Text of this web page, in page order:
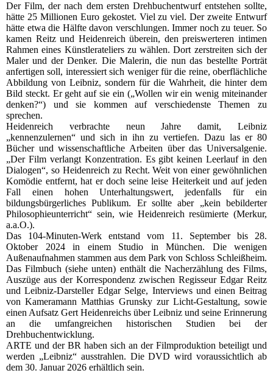
Der Film, der nach dem ersten Drehbuchentwurf entstehen sollte,
hätte 25 Millionen Euro gekostet. Viel zu viel. Der zweite Entwurf
hätte etwa die Hälfte davon verschlungen. Immer noch zu teuer. So
kamen Reitz und Heidenreich überein, den preiswerteren intimen
Rahmen eines Künstlerateliers zu wählen. Dort zerstreiten sich der
Maler und der Denker. Die Malerin, die nun das bestellte Porträt
anfertigen soll, interessiert sich weniger für die reine, oberflächliche
Abbildung von Leibniz, sondern für die Wahrheit, die hinter dem
Bild steckt. Er geht auf sie ein („Wollen wir ein wenig miteinander
denken?“) und sie kommen auf verschiedenste Themen zu
sprechen.
Heidenreich verbrachte neun Jahre damit, Leibniz
„kennenzulernen“ und sich in ihn zu vertiefen. Dazu las er 80
Bücher und wissenschaftliche Arbeiten über das Universalgenie.
„Der Film verlangt Konzentration. Es gibt keinen Leerlauf in den
Dialogen“, so Heidenreich zu Recht. Weit von einer gewöhnlichen
Komödie entfernt, hat er doch seine leise Heiterkeit und auf jeden
Fall einen hohen Unterhaltungswert, jedenfalls für ein
bildungsbürgerliches Publikum. Er sollte aber „kein bebilderter
Philosophieunterricht“ sein, wie Heidenreich resümierte (Merkur,
a.a.O.).
Das 104-Minuten-Werk entstand vom 11. September bis 28.
Oktober 2024 in einem Studio in München. Die wenigen
Außenaufnahmen stammen aus dem Park von Schloss Schleißheim.
Das Filmbuch (siehe unten) enthält die Nacherzählung des Films,
Auszüge aus der Korrespondenz zwischen Regisseur Edgar Reitz
und Leibniz-Darsteller Edgar Selge, Interviews und einen Beitrag
von Kameramann Matthias Grunsky zur Licht-Gestaltung, sowie
einen Aufsatz Gert Heidenreichs über Leibniz und seine Erinnerung
an die umfangreichen historischen Studien bei der
Drehbuchentwicklung.
ARTE und der BR haben sich an der Filmproduktion beteiligt und
werden „Leibniz“ ausstrahlen. Die DVD wird voraussichtlich ab
dem 30. Januar 2026 erhältlich sein.